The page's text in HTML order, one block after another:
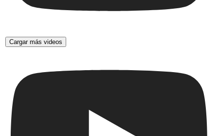
Cargar más videos